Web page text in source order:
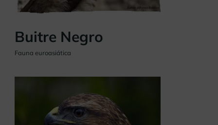
Buitre Negro
Fauna euroasiática